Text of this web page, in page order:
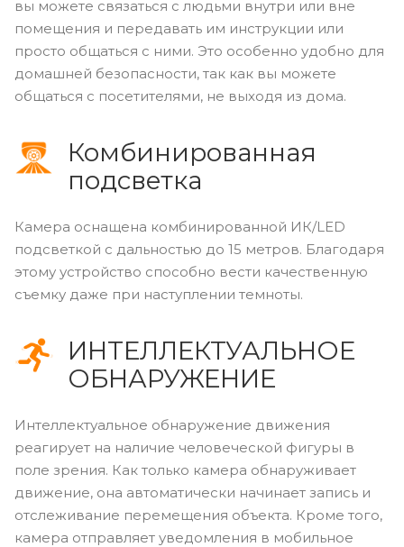
вы можете связаться с людьми внутри или вне
помещения и передавать им инструкции или
просто общаться с ними. Это особенно удобно для
домашней безопасности, так как вы можете
общаться с посетителями, не выходя из дома.
Комбинированная
подсветка
Камера оснащена комбинированной ИК/LED
подсветкой с дальностью до 15 метров. Благодаря
этому устройство способно вести качественную
съемку даже при наступлении темноты.
ИНТЕЛЛЕКТУАЛЬНОЕ
ОБНАРУЖЕНИЕ
Интеллектуальное обнаружение движения
реагирует на наличие человеческой фигуры в
поле зрения. Как только камера обнаруживает
движение, она автоматически начинает запись и
отслеживание перемещения объекта. Кроме того,
камера отправляет уведомления в мобильное